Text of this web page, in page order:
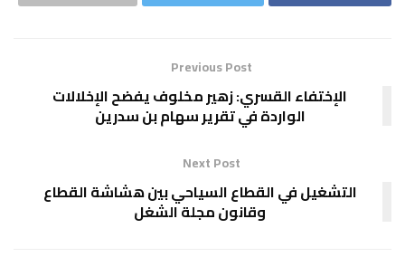
Previous Post
الإختفاء القسري: زهير مخلوف يفضح الإخلالات
الواردة في تقرير سهام بن سدرين
Next Post
التشغيل في القطاع السياحي بين هشاشة القطاع
وقانون مجلة الشغل